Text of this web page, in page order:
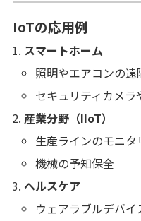
IoTの応用例
スマートホーム
照明やエアコンの遠
セキュリティカメラ
産業分野（IIoT）
生産ラインのモニタ
機械の予知保全
ヘルスケア
ウェアラブルデバ